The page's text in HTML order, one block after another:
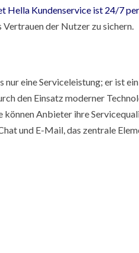
Hella Kundenservice ist 24/7
Vertrauen der Nutzer zu sichern.
eine Serviceleistung; er ist
den Einsatz moderner
Anbieter ihre
und E-Mail, das zentrale